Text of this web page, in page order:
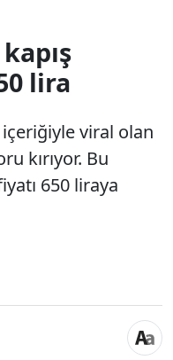
lira
içeriğiyle viral olan
kırıyor. Bu
650 liraya